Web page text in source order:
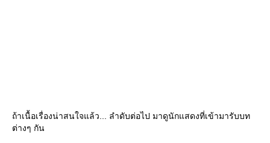
ถ้าเนื้อเรื่องน่าสนใจแล้ว... ลำดับต่อไป มาดูนักแสดงที่เข้ามารับบท
ต่างๆ กัน